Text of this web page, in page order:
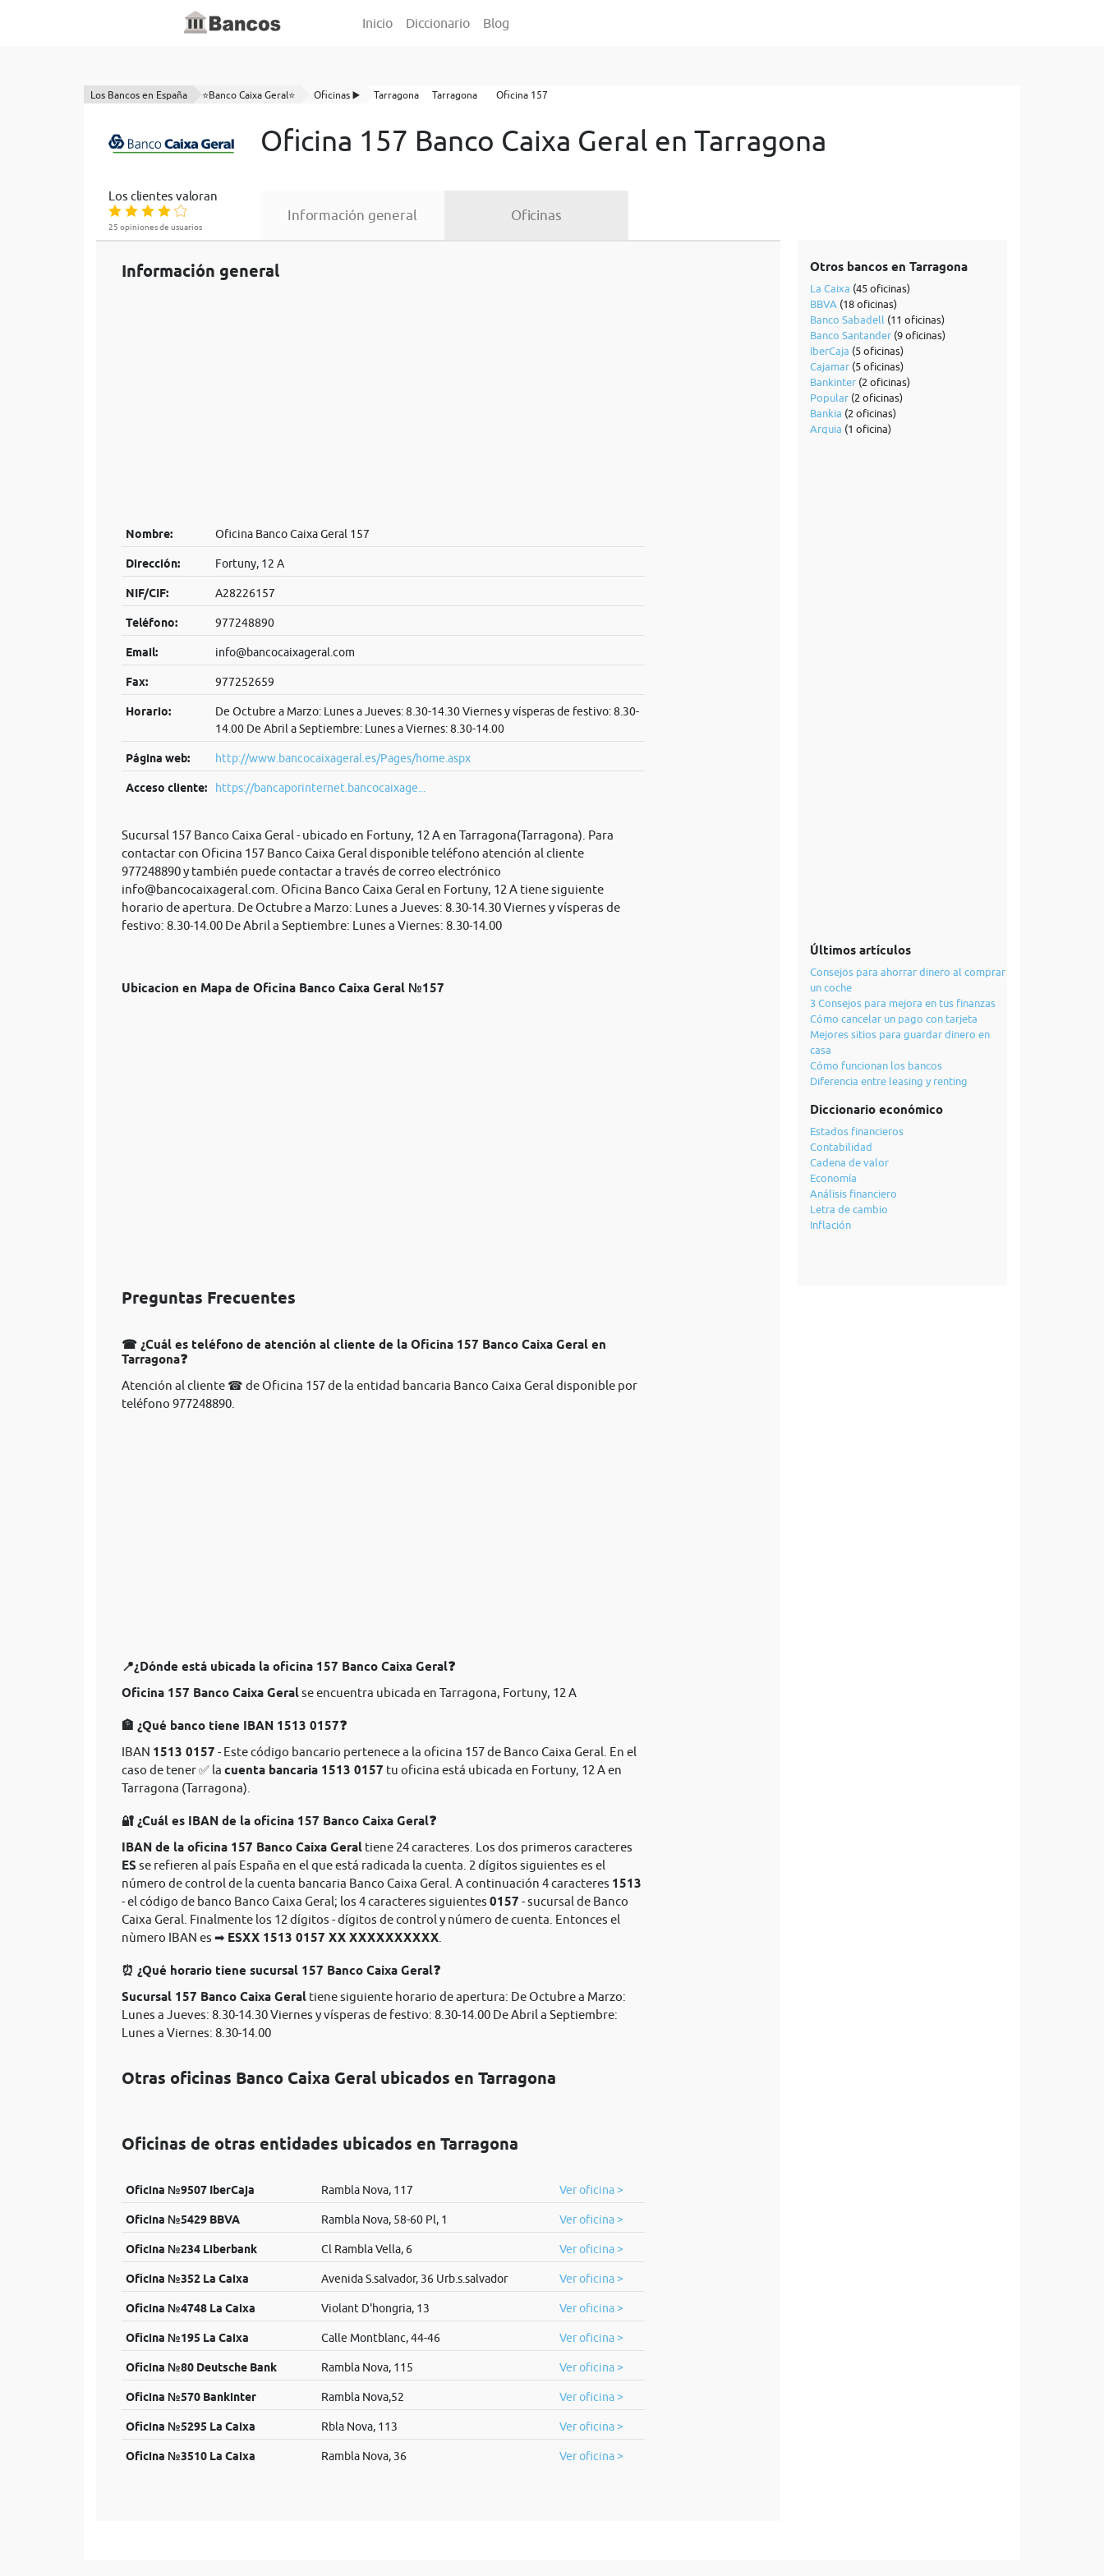
Inicio Diccionario Blog
Los Bancos en España ⭐Banco Caixa Geral⭐ Oficinas ▶️ Tarragona Tarragona Oficina 157
Oficina 157 Banco Caixa Geral en Tarragona
Los clientes valoran
25 opiniones de usuarios
Información general Oficinas
Información general
Nombre: Oficina Banco Caixa Geral 157
Dirección: Fortuny, 12 A
NIF/CIF: A28226157
Teléfono: 977248890
Email: info@bancocaixageral.com
Fax: 977252659
Horario:
De Octubre a Marzo: Lunes a Jueves: 8.30-14.30 Viernes y vísperas de festivo: 8.30-
14.00 De Abril a Septiembre: Lunes a Viernes: 8.30-14.00
Página web: http://www.bancocaixageral.es/Pages/home.aspx
Acceso cliente: https://bancaporinternet.bancocaixage...
Sucursal 157 Banco Caixa Geral - ubicado en Fortuny, 12 A en Tarragona(Tarragona). Para
contactar con Oficina 157 Banco Caixa Geral disponible teléfono atención al cliente
977248890 y también puede contactar a través de correo electrónico
info@bancocaixageral.com . Oficina Banco Caixa Geral en Fortuny, 12 A tiene siguiente
horario de apertura. De Octubre a Marzo: Lunes a Jueves: 8.30-14.30 Viernes y vísperas de
festivo: 8.30-14.00 De Abril a Septiembre: Lunes a Viernes: 8.30-14.00
Ubicacion en Mapa de Oficina Banco Caixa Geral №157
Preguntas Frecuentes
☎ ¿Cuál es teléfono de atención al cliente de la Oficina 157 Banco Caixa Geral en
Tarragona❓
Atención al cliente ☎ de Oficina 157 de la entidad bancaria Banco Caixa Geral disponible por
teléfono 977248890.
📍¿Dónde está ubicada la oficina 157 Banco Caixa Geral❓
Oficina 157 Banco Caixa Geralse encuentra ubicada en Tarragona, Fortuny, 12 A
🏦 ¿Qué banco tiene IBAN 1513 0157❓
IBAN 1513 0157 - Este código bancario pertenece a la oficina 157 de Banco Caixa Geral. En el
caso de tener ✅ la cuenta bancaria 1513 0157 tu oficina está ubicada en Fortuny, 12 A en
Tarragona (Tarragona).
🔐 ¿Cuál es IBAN de la oficina 157 Banco Caixa Geral❓
IBAN de la oficina 157 Banco Caixa Geral tiene 24 caracteres. Los dos primeros caracteres
ES se refieren al país España en el que está radicada la cuenta. 2 dígitos siguientes es el
número de control de la cuenta bancaria Banco Caixa Geral. A continuación 4 caracteres 1513
- el código de banco Banco Caixa Geral; los 4 caracteres siguientes 0157 - sucursal de Banco
Caixa Geral. Finalmente los 12 dígitos - dígitos de control y número de cuenta. Entonces el
nùmero IBAN es ➡ ESXX 1513 0157 XX XXXXXXXXXX
⏰ ¿Qué horario tiene sucursal 157 Banco Caixa Geral❓
Sucursal 157 Banco Caixa Geral tiene siguiente horario de apertura: De Octubre a Marzo:
Lunes a Jueves: 8.30-14.30 Viernes y vísperas de festivo: 8.30-14.00 De Abril a Septiembre:
Lunes a Viernes: 8.30-14.00
Otras oficinas Banco Caixa Geral ubicados en Tarragona
Oficinas de otras entidades ubicados en Tarragona
Oficina №9507 IberCaja Rambla Nova, 117 Ver oficina >
Oficina №5429 BBVA Rambla Nova, 58-60 Pl, 1 Ver oficina >
Oficina №234 Liberbank Cl Rambla Vella, 6 Ver oficina >
Oficina №352 La Caixa Avenida S.salvador, 36 Urb.s.salvador Ver oficina >
Oficina №4748 La Caixa Violant D'hongria, 13 Ver oficina >
Oficina №195 La Caixa Calle Montblanc, 44-46 Ver oficina >
Oficina №80 Deutsche Bank Rambla Nova, 115 Ver oficina >
Oficina №570 Bankinter Rambla Nova,52 Ver oficina >
Oficina №5295 La Caixa Rbla Nova, 113 Ver oficina >
Oficina №3510 La Caixa Rambla Nova, 36 Ver oficina >
Otros bancos en Tarragona
La Caixa (45 oficinas)
BBVA (18 oficinas)
Banco Sabadell (11 oficinas)
Banco Santander(9 oficinas)
IberCaja (5 oficinas)
Cajamar(5 oficinas)
Bankinter(2 oficinas)
Popular(2 oficinas)
Bankia (2 oficinas)
Arquia (1 oficina)
Últimos artículos
Consejos para ahorrar dinero al comprar
un coche
3 Consejos para mejora en tus finanzas
Cómo cancelar un pago con tarjeta
Mejores sitios para guardar dinero en
casa
Cómo funcionan los bancos
Diferencia entre leasing y renting
Diccionario económico
Estados financieros
Contabilidad
Cadena de valor
Economía
Análisis financiero
Letra de cambio
Inflación